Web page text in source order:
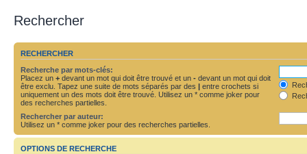
Rechercher
RECHERCHER
Recherche par mots-clés:
Placez un + devant un mot qui doit être trouvé et un - devant un mot qui doit
être exclu. Tapez une suite de mots séparés par des | entre crochets si
uniquement un des mots doit être trouvé. Utilisez un * comme joker pour
des recherches partielles.
Rechercher par auteur:
Utilisez un * comme joker pour des recherches partielles.
OPTIONS DE RECHERCHE